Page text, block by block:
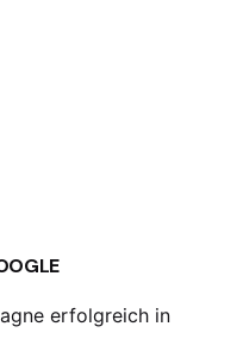
erfolgreich in